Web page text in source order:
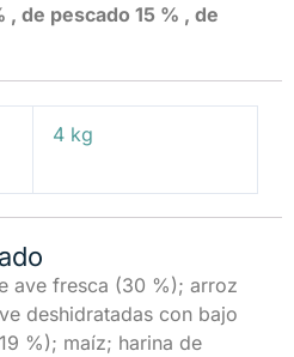
de pescado 15 % , de
4 kg
ave fresca (30 %); arroz
deshidratadas con bajo
%); maíz; harina de